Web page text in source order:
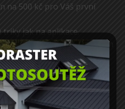
na 500 kč pro Váš první
triky jak na aplikace.
o chystaných workshopech
akcích.